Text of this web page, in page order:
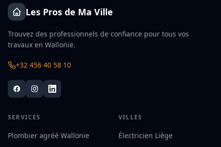
Les Pros de Ma Ville
Trouvez des professionnels de confiance pour tous vos
travaux en Wallonie.
+32 456 40 58 10
SERVICES
Plombier agréé Wallonie
VILLES
Électricien Liège